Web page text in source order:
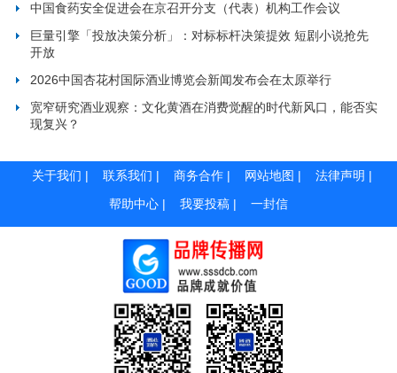
中国食药安全促进会在京召开分支（代表）机构工作会议
巨量引擎「投放决策分析」：对标标杆决策提效 短剧小说抢先
开放
2026中国杏花村国际酒业博览会新闻发布会在太原举行
宽窄研究酒业观察：文化黄酒在消费觉醒的时代新风口，能否实
现复兴？
关于我们 | 联系我们 | 商务合作 | 网站地图 | 法律声明 |
帮助中心 | 我要投稿 | 一封信